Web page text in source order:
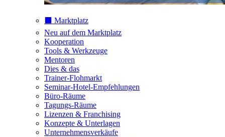
⬛️ Marktplatz
Neu auf dem Marktplatz
Kooperation
Tools & Werkzeuge
Mentoren
Dies & das
Trainer-Flohmarkt
Seminar-Hotel-Empfehlungen
Büro-Räume
Tagungs-Räume
Lizenzen & Franchising
Konzepte & Unterlagen
Unternehmensverkäufe